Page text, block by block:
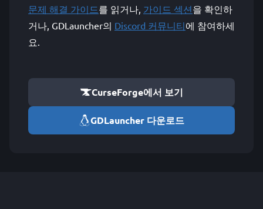
문제 해결 가이드를 읽거나, 가이드 섹션을 확인하
거나, GDLauncher의 Discord 커뮤니티에 참여하세
요.
CurseForge에서 보기
GDLauncher 다운로드